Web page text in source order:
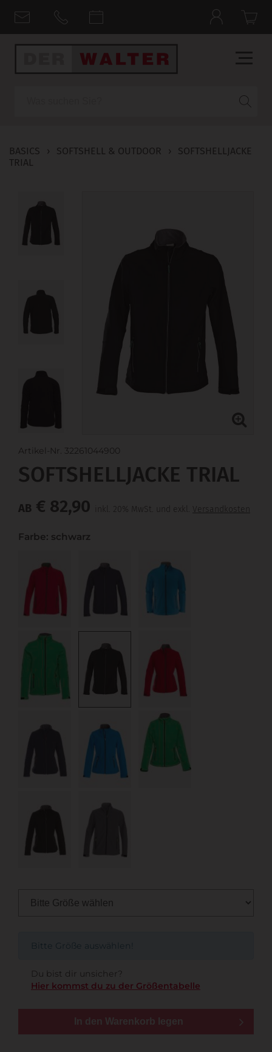
BASICS › SOFTSHELL & OUTDOOR ›
SOFTSHELLJACKE
TRIAL
Artikel-Nr. 32261044900
SOFTSHELLJACKE TRIAL
AB € 82,90 inkl. 20% MwSt. und exkl. Versandkosten
Farbe: schwarz
Bitte Größe auswählen!
Du bist dir unsicher?
Hier kommst du zu der Größentabelle
In den Warenkorb legen